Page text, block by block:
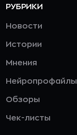
РУБРИКИ
Новости
Истории
Мнения
Нейропрофайлы
Обзоры
Чек-листы